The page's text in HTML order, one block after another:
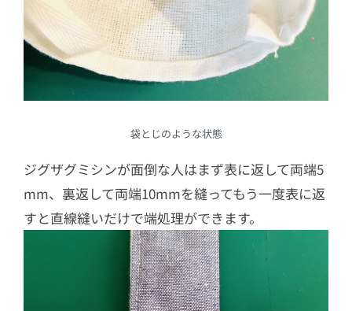
袋とじのような状態
ジグザグミシンが面倒な人はまず表に返して両端5
mm、裏返して両端10mmを縫ってもう一度表に返
すと直線縫いだけで端処理ができます。